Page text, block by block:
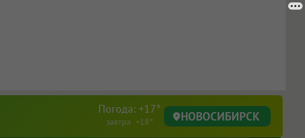
Погода: +17°
завтра +18° НОВОСИБИРСК